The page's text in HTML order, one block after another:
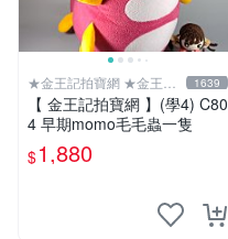
★金王記拍寶網 ★金王記
拍寶趣
1639
【 金王記拍寶網 】(學4) C80
4 早期momo毛毛蟲一隻
$1,880